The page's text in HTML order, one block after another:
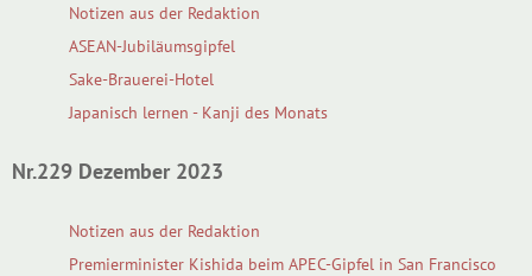
Notizen aus der Redaktion
ASEAN-Jubiläumsgipfel
Sake-Brauerei-Hotel
Japanisch lernen - Kanji des Monats
Nr.229 Dezember 2023
Notizen aus der Redaktion
Premierminister Kishida beim APEC-Gipfel in San Francisco